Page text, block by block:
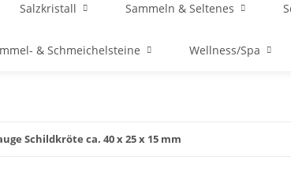
Salzkristall Sammeln & Seltenes
& Schmeichelsteine Wellness/Spa
Schildkröte ca. 40 x 25 x 15 mm